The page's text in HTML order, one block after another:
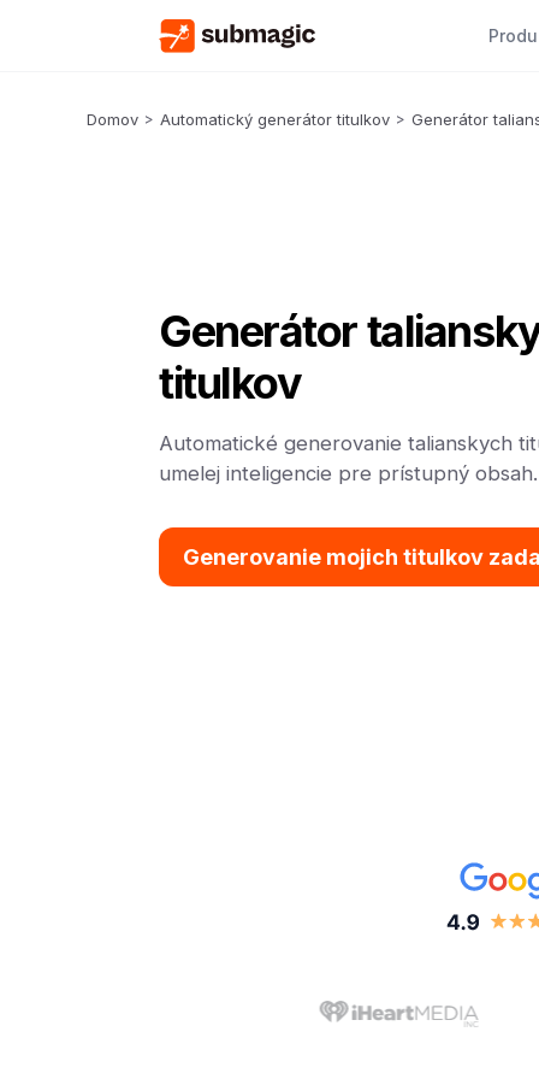
Domov > Automatický generátor titulkov > Generátor
Generátor
titulkov
Automatické generovanie talianskych
umelej inteligencie pre prístupný obsah.
Generovanie mojich titulkov